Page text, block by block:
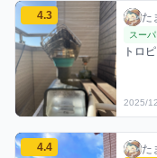
たまおのココナッツ
4.3 たま
た
利用
スー
コメ
トロ
評価
2025/
たまおのココナッツ
4.4 たま
た
利用
コメ
評価